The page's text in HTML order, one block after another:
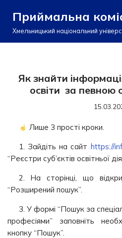
Перейти
Приймальна
Хмельницький національний
Як знайти
освіти за певною
Лише 3 прості кроки.
1️. Зайдіть на сайт https://
“Реєстри суб’єктів освітньої
2️. На сторінці, що
“Розширений пошук”.
3️. У формі “Пошук за
професіями” заповніть
кнопку “Пошук”.